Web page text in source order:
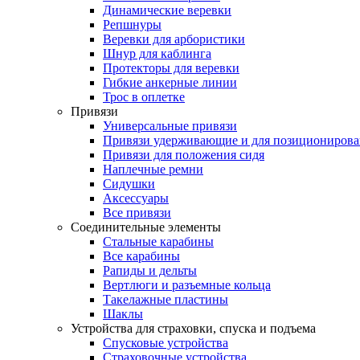
Динамические веревки
Репшнуры
Веревки для арбористики
Шнур для каблинга
Протекторы для веревки
Гибкие анкерные линии
Трос в оплетке
Привязи
Универсальные привязи
Привязи удерживающие и для
Привязи для положения сидя
Наплечные ремни
Сидушки
Аксессуары
Все привязи
Соединительные элементы
Стальные карабины
Все карабины
Рапиды и дельты
Вертлюги и разъемные кольца
Такелажные пластины
Шаклы
Устройства для страховки, спуска и подъема
Спусковые устройства
Страховочные устройства